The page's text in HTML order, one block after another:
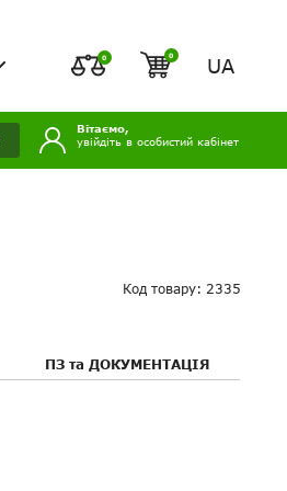
0 0 UA
Вітаємо,
увійдіть в особистий кабінет
Код товару: 2335
ПЗ та ДОКУМЕНТАЦІЯ